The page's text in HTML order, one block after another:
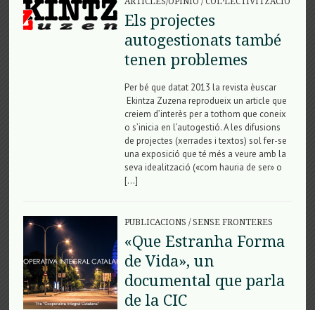
Els projectes
autogestionats també
tenen problemes
Per bé que datat 2013 la revista èuscar
Ekintza Zuzena reprodueix un article que
creiem d’interès per a tothom que coneix
o s’inicia en l’autogestió. A les difusions
de projectes (xerrades i textos) sol fer-se
una exposició que té més a veure amb la
seva idealització («com hauria de ser» o
[…]
PUBLICACIONS /SENSE FRONTERES
«Que Estranha Forma
de Vida», un
documental que parla
de la CIC